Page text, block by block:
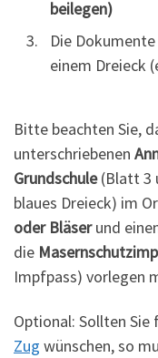
beilegen)
Die
einem Dreieck
Bitte beachten Sie,
unterschriebenen
Grundschule(Blatt 3
blaues Dreieck) im
oder Bläserund
die
Impfpass) vorlegen
Optional: Sollten Sie
Zug wünschen, so